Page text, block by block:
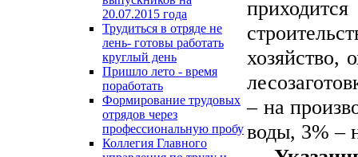
20.07.2015 года
Трудиться в отряде не
лень- готовы работать
круглый день
Пришло лето - время
поработать
Формирование трудовых
отрядов через
профессиональную пробу
Коллегия Главного
хозяйство,
– на
воды, 3% –